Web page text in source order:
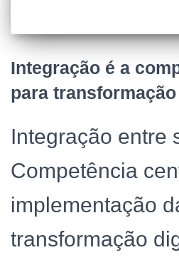
Integração é a
para
Integração entre
Competência
implementação
transformação